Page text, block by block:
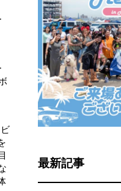
最新記事